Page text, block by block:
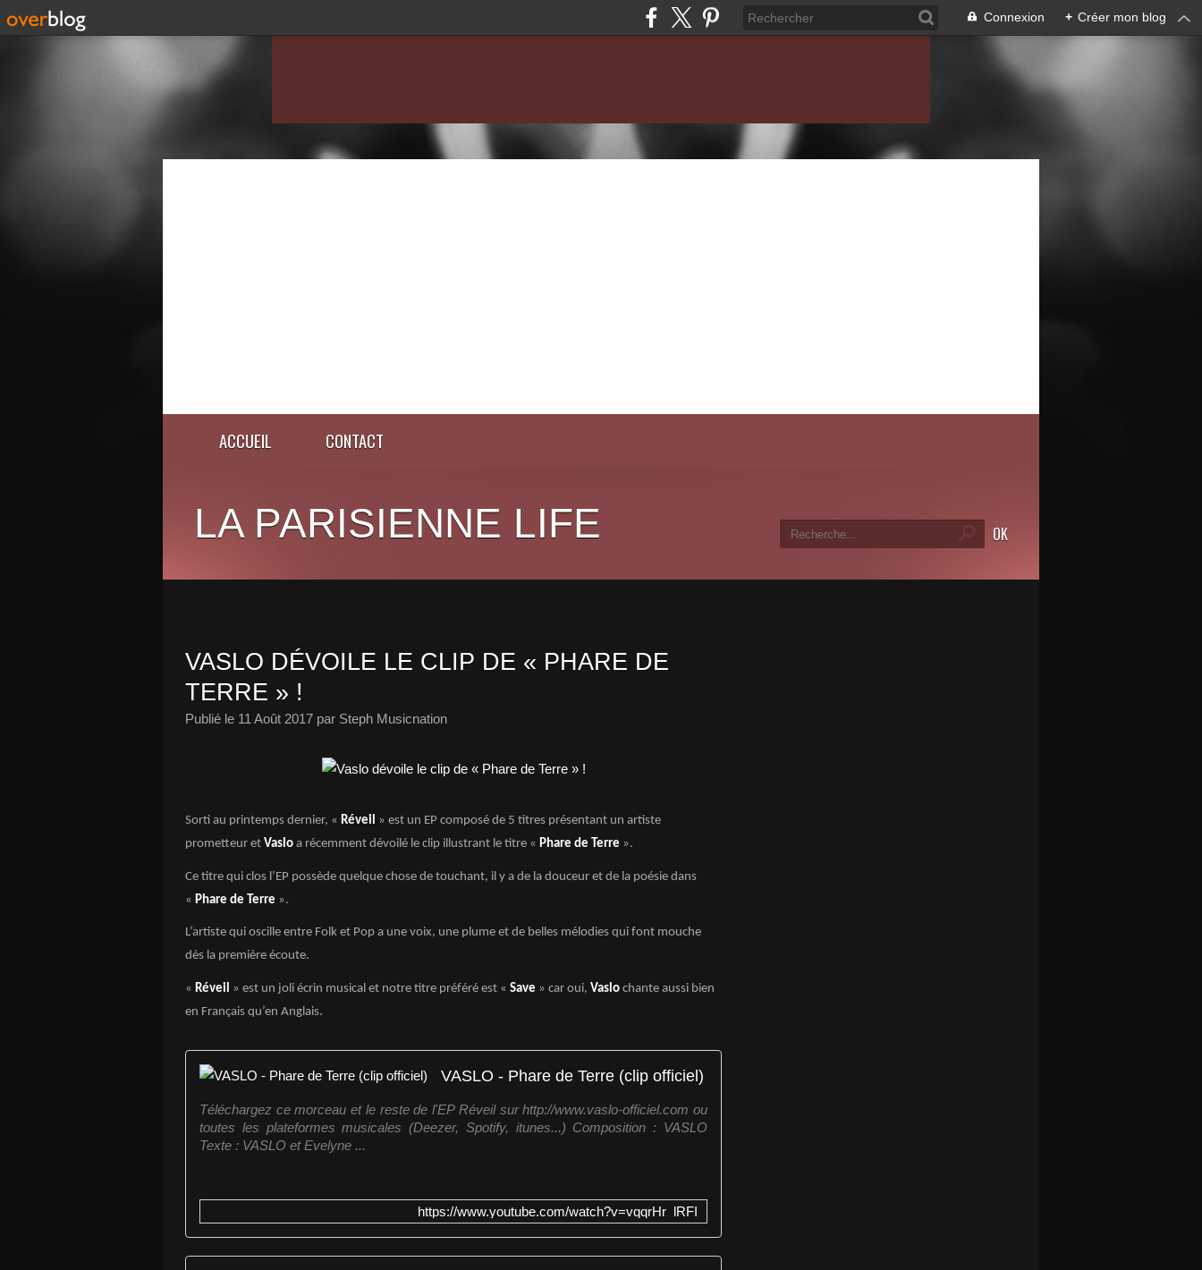
Connexion + Créer mon blog
ACCUEIL CONTACT
LA PARISIENNE LIFE
VASLO DÉVOILE LE CLIP DE « PHARE DE
TERRE » !
Publié le 11 Août 2017 par Steph Musicnation
Sorti au printemps dernier, « Réveil » est un EP composé de 5 titres présentant un artiste
prometteur et Vaslo a récemment dévoilé le clip illustrant le titre « Phare de Terre ».
Ce titre qui clos l’EP possède quelque chose de touchant, il y a de la douceur et de la poésie dans
« Phare de Terre ».
L’artiste qui oscille entre Folk et Pop a une voix, une plume et de belles mélodies qui font mouche
dès la première écoute.
« Réveil » est un joli écrin musical et notre titre préféré est « Save » car oui, Vaslo chante aussi bien
en Français qu’en Anglais.
VASLO - Phare de Terre (clip officiel)
Téléchargez ce morceau et le reste de l'EP Réveil sur http://www.vaslo-officiel.com ou
toutes les plateformes musicales (Deezer, Spotify, itunes...) Composition : VASLO
Texte : VASLO et Evelyne ...
https://www.youtube.com/watch?v=vqqrHr_lRFI